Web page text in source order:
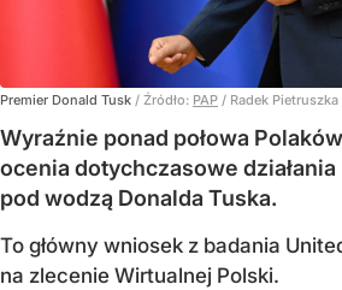
Premier Donald Tusk / Źródło: PAP / Radek Pietruszka
Wyraźnie ponad połowa
ocenia dotychczasowe
pod wodzą Donalda Tuska.
To główny wniosek z badania
na zlecenie Wirtualnej Polski.